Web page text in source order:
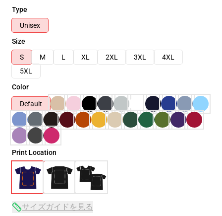
Type
Unisex
Size
S
M L XL 2XL 3XL
4XL
5XL
Color
Default
Print Location
サイズガイドを見る